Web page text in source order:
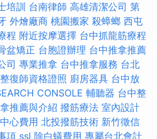
培訓 台南律師 高雄清潔公司 第
外燴廠商 桃園搬家 殺蟑螂 西屯
程 附近按摩選擇 台中抓龍筋療程
盆矯正 台胞證辦理 台中推拿推薦
司 專業推拿 台中推拿服務 台北
復師資格證照 廚房器具 台中放
CONSOLE 輔聽器 台中整
推薦與介紹 撥筋療法 室內設計
心費用 北投撥筋技術 新竹徵信
項 ssl 除白蟻費用 專屬台北會計